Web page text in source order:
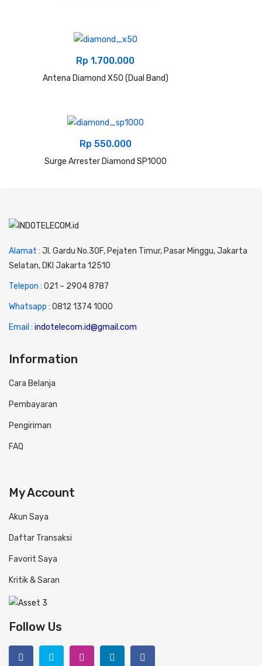
Rp 1.700.000
Antena Diamond X50 (Dual Band)
Rp 550.000
Surge Arrester Diamond SP1000
Alamat : Jl. Gardu No.30F, Pejaten Timur, Pasar Minggu, Jakarta
Selatan, DKI Jakarta 12510
Telepon : 021 – 2904 8787
Whatsapp : 0812 1374 1000
Email : indotelecom.id@gmail.com
Information
Cara Belanja
Pembayaran
Pengiriman
FAQ
My Account
Akun Saya
Daftar Transaksi
Favorit Saya
Kritik & Saran
Follow Us